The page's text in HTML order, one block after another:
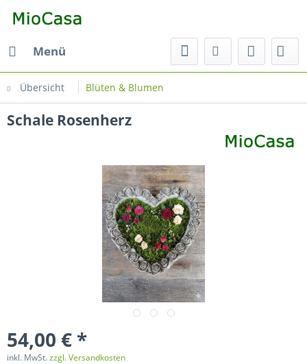
Menü
Übersicht Blüten & Blumen
Schale Rosenherz
54,00 € *
inkl. MwSt.zzgl. Versandkosten